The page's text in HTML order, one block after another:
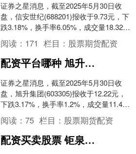
证券之星消息，截至2025年5月30日收
盘，信安世纪(688201)报收于9.73元，下
跌3.18%，换手率6.05%，成交量18.32万
手，成交额1.79亿元....
阅读： 171 栏目： 股票期货配资
配资平台哪种 旭升集团（603305）5月30日主力资金净卖出805.33万元
证券之星消息，截至2025年5月30日收
盘，旭升集团(603305)报收于12.22元，
下跌3.17%，换手率1.2%，成交量11.47
万手，成交额1.41亿元....
阅读：75 栏目： 股票期货配资
配资买卖股票 钜泉科技（688391）5月30日主力资金净卖出180.85万元